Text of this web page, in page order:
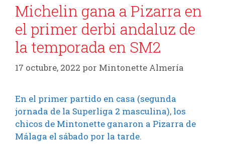
Michelin gana a Pizarra en
el primer derbi andaluz de
la temporada en SM2
17 octubre, 2022 por Mintonette Almería
En el primer partido en casa (segunda
jornada de la Superliga 2 masculina), los
chicos de Mintonette ganaron a Pizarra de
Málaga el sábado por la tarde.